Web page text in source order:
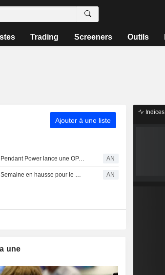
Trading Screeners Outils
Ajouter à une liste
Pendant Power lance une OPA sur PLC à 3,08 EUR par action et vise le retrait de la cote AN
Semaine en hausse pour le MIB ; Avio en tête, Stellantis à la traîne AN
une
Indices